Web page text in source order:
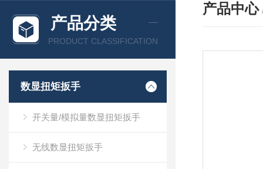
产品分类
PRODUCT CLASSIFICATION
数显扭矩扳手
开关量/模拟量数显扭矩扳手
无线数显扭矩扳手
产品中心